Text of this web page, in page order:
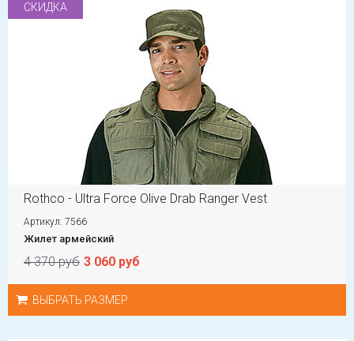
СКИДКА
Rothco - Ultra Force Olive Drab Ranger Vest
Артикул: 7566
Жилет армейский
4 370 руб 3 060 руб
ВЫБРАТЬ РАЗМЕР